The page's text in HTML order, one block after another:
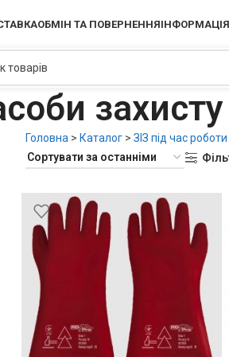
ОБМІН ТА ПОВЕРНЕННЯІНФОРМАЦІЯ
Головна > Каталог> ЗІЗ під час